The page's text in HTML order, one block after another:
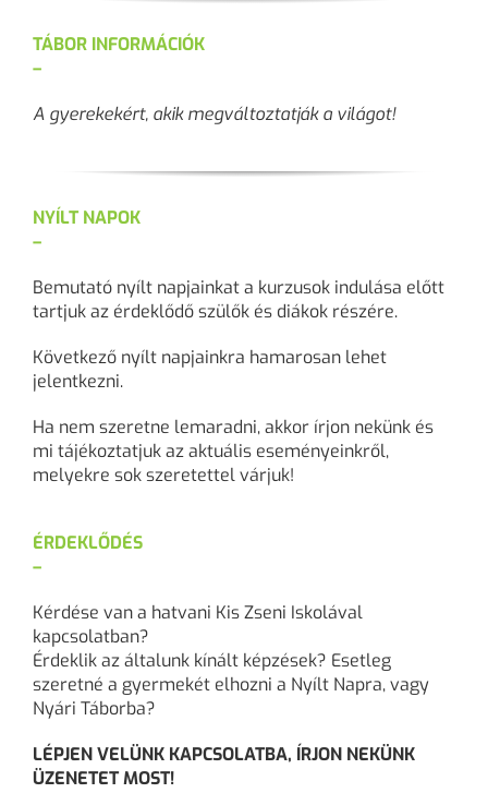
TÁBOR INFORMÁCIÓK
–
A gyerekekért, akik megváltoztatják a világot!
NYÍLT NAPOK
–
Bemutató nyílt napjainkat a kurzusok indulása előtt
tartjuk az érdeklődő szülők és diákok részére.
Következő nyílt napjainkra hamarosan lehet
jelentkezni.
Ha nem szeretne lemaradni, akkor írjon nekünk és
mi tájékoztatjuk az aktuális eseményeinkről,
melyekre sok szeretettel várjuk!
ÉRDEKLŐDÉS
–
Kérdése van a hatvani Kis Zseni Iskolával
kapcsolatban?
Érdeklik az általunk kínált képzések? Esetleg
szeretné a gyermekét elhozni a Nyílt Napra, vagy
Nyári Táborba?
LÉPJEN VELÜNK KAPCSOLATBA, ÍRJON NEKÜNK
ÜZENETET MOST!